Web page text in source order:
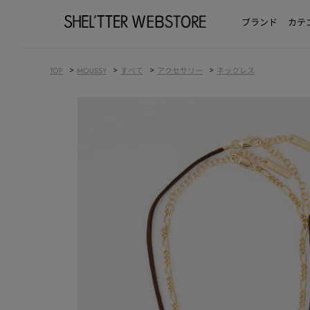
ブランド カテ
TOP > MOUSSY > すべて > アクセサリー > ネックレス